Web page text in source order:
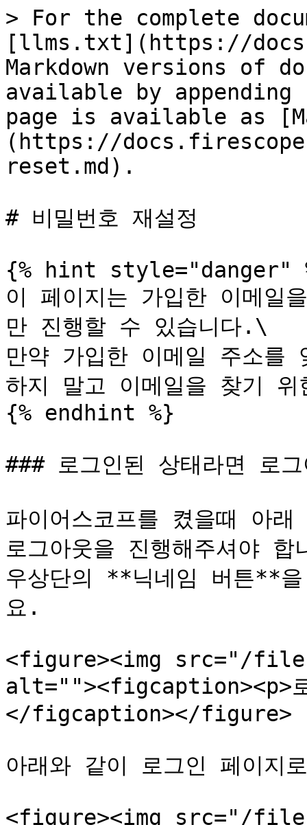
> For the complete
[llms.txt](https://
Markdown versions of
available by
page is available as
(https://
reset.md).
# 비밀번호 재설정
{% hint style="danger"
이 페이지는 가입한 이메일
만 진행할 수 있습니다.\
만약 가입한 이메일 주소를
하지 말고 이메일을 찾기
{% endhint %}
### 로그인된 상태라면 로그
파이어스코프를 켰을때 아
로그아웃을 진행해주셔야
우상단의 **닉네임 버튼**
요.
<figure><img src="/
alt=""><figcaption><p>로
</figcaption></figure>
아래와 같이 로그인 페이지
<figure><img src="/